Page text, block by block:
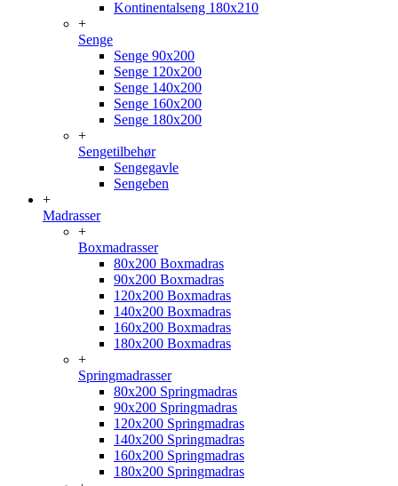
Kontinentalseng 180x210
+
Senge
Senge 90x200
Senge 120x200
Senge 140x200
Senge 160x200
Senge 180x200
+
Sengetilbehør
Sengegavle
Sengeben
+
Madrasser
+
Boxmadrasser
80x200 Boxmadras
90x200 Boxmadras
120x200 Boxmadras
140x200 Boxmadras
160x200 Boxmadras
180x200 Boxmadras
+
Springmadrasser
80x200 Springmadras
90x200 Springmadras
120x200 Springmadras
140x200 Springmadras
160x200 Springmadras
180x200 Springmadras